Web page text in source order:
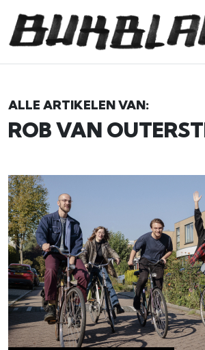
ALLE ARTIKELEN VAN:
ROB VAN